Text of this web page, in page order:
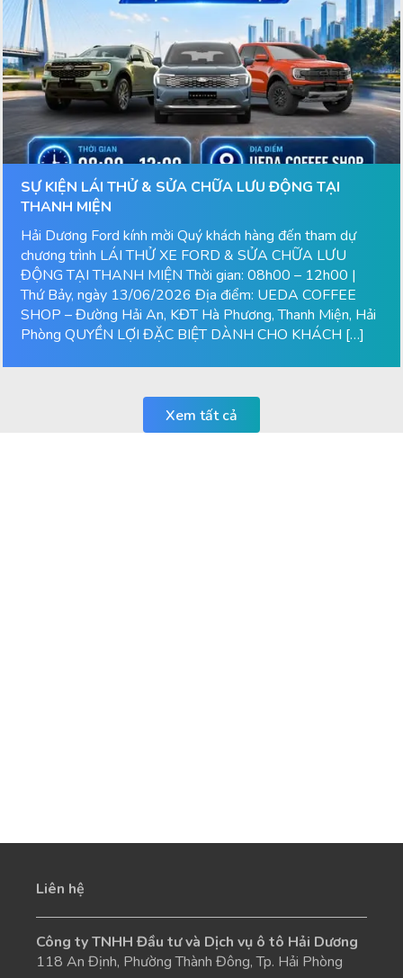
SỰ KIỆN LÁI THỬ & SỬA CHỮA LƯU ĐỘNG TẠI
THANH MIỆN
Hải Dương Ford kính mời Quý khách hàng đến tham dự
chương trình LÁI THỬ XE FORD & SỬA CHỮA LƯU
ĐỘNG TẠI THANH MIỆN Thời gian: 08h00 – 12h00 |
Thứ Bảy, ngày 13/06/2026 Địa điểm: UEDA COFFEE
SHOP – Đường Hải An, KĐT Hà Phương, Thanh Miện, Hải
Phòng QUYỀN LỢI ĐẶC BIỆT DÀNH CHO KHÁCH […]
Xem tất cả
Liên hệ
Công ty TNHH Đầu tư và Dịch vụ ô tô Hải Dương
118 An Định, Phường Thành Đông, Tp. Hải Phòng